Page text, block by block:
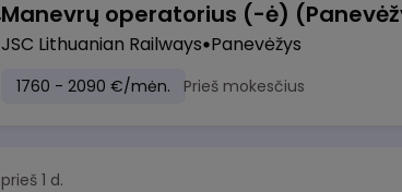
JSC Lithuanian Railways Panevėžys
1760 - 2090 €/mėn. Prieš mokesčius
prieš 1 d.